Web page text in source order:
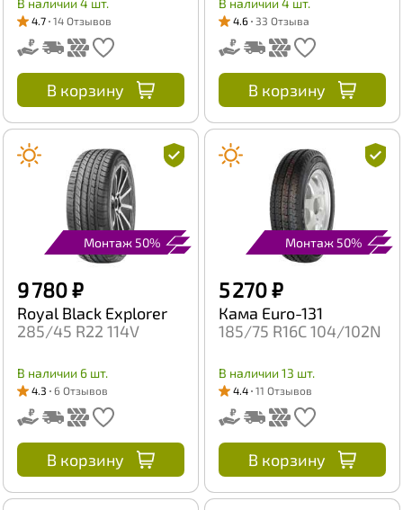
4.7 14 Отзывов
В корзину
4.6 33 Отзыва
В корзину
Монтаж 50%
9 780 ₽
Royal Black Explorer
285/45 R22 114V
В наличии 6 шт.
4.3 6 Отзывов
В корзину
Монтаж 50%
5 270 ₽
Кама Euro-131
185/75 R16C 104/102N
В наличии 13 шт.
4.4 11 Отзывов
В корзину